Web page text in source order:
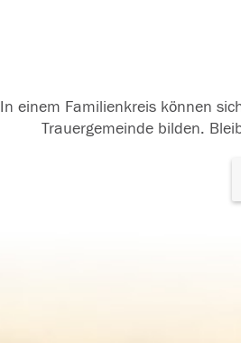
In einem Familienkreis können
Trauergemeinde bilden.